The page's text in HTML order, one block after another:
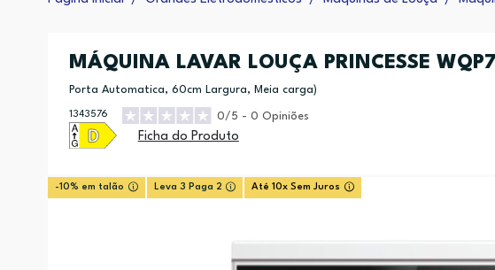
MÁQUINA LAVAR LOUÇA PRINCESSE
Porta Automatica, 60cm Largura, Meia carga)
1343576 0/5 - 0 Opiniões
Ficha do Produto
-10% em talão Leva 3 Paga 2 Até 10x Sem Juros